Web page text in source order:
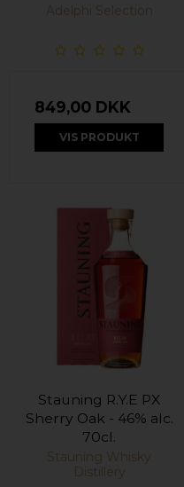
Adelphi Selection
849,00 DKK
VIS PRODUKT
Stauning R.Y.E PX
Sherry Oak - 46% alc.
70cl.
Stauning Whisky
Distillery